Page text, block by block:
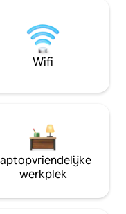
Wifi
werkplek